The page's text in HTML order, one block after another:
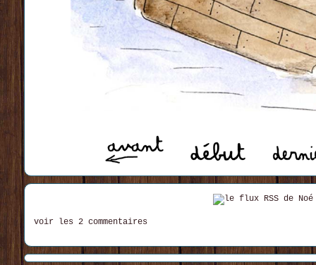
voir les 2 commentaires